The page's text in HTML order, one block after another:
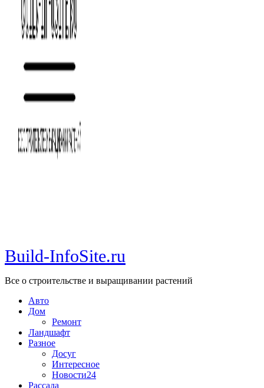
Build-InfoSite.ru
Все о строительстве и выращивании растений
Авто
Дом
Ремонт
Ландшафт
Разное
Досуг
Интересное
Новости24
Рассада